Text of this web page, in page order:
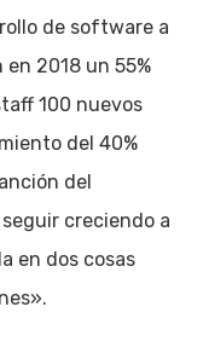
de software a
2018 un 55%
100 nuevos
del 40%
del
creciendo a
en dos cosas